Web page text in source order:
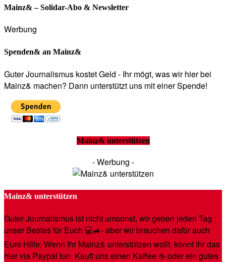
Mainz& – Solidar-Abo & Newsletter
Werbung
Spenden& an Mainz&
Guter Journalismus kostet Geld - Ihr mögt, was wir hier bei
Mainz& machen? Dann unterstützt uns mit einer Spende!
Mainz& unterstützen
- Werbung -
Mainz& unterstützen
Guter Journalismus ist nicht umsonst, wir geben jeden Tag
unser Bestes für Euch 💻🚙- aber wir brauchen dafür auch
Eure Hilfe: Wenn Ihr Mainz& unterstützen wollt, könnt Ihr das
hier via Paypal tun. Kauft uns einen Kaffee ☕️ oder ein gutes